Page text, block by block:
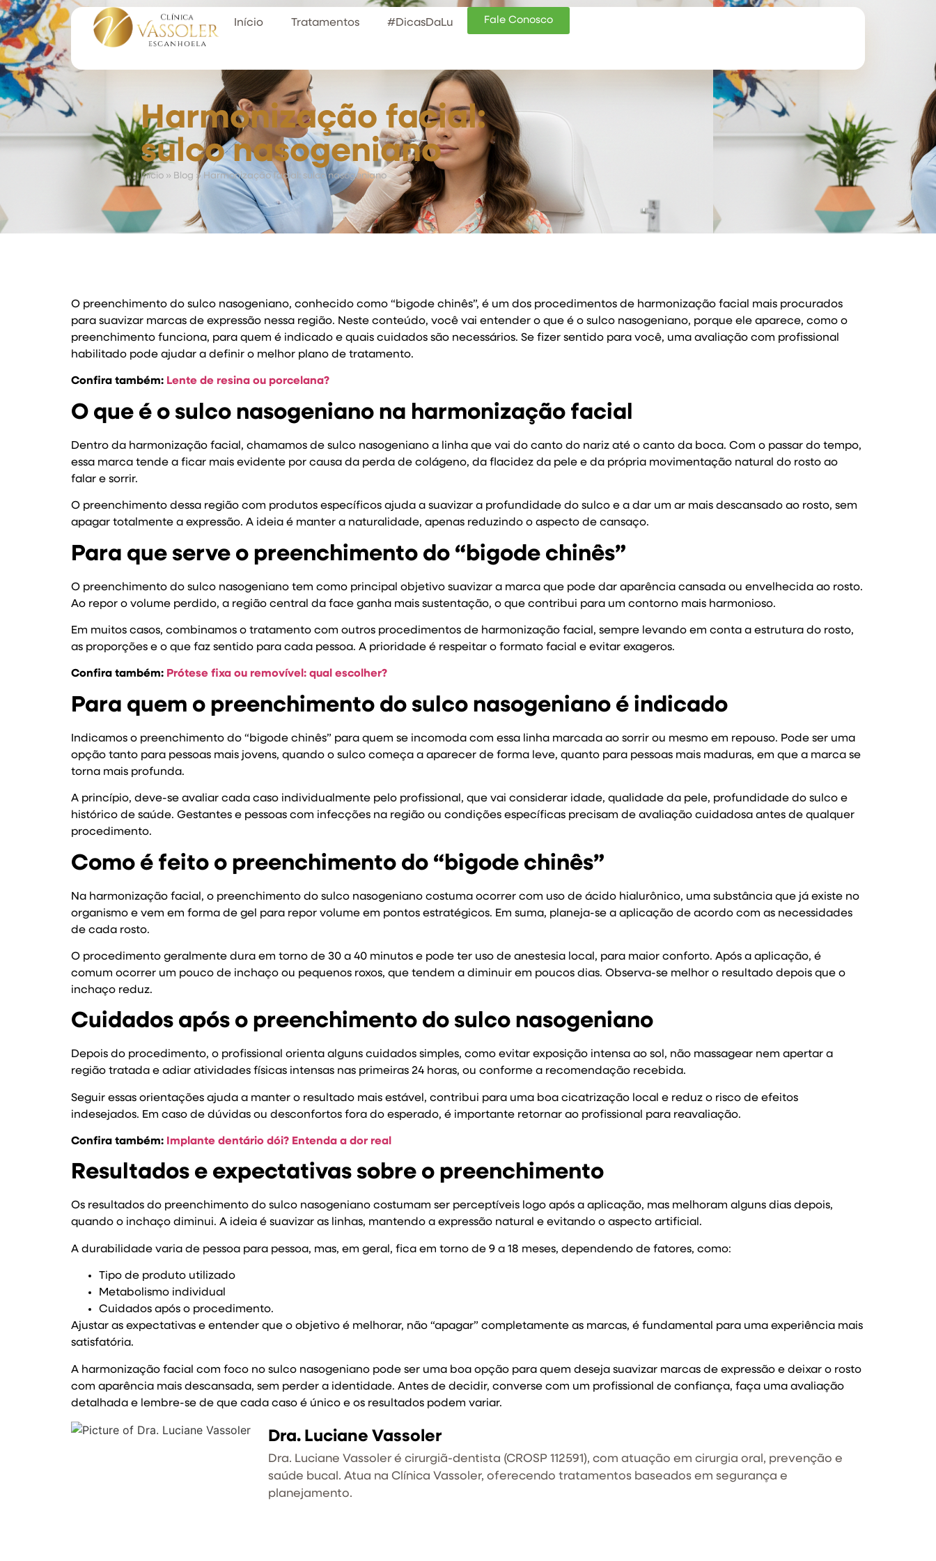
Início Tratamentos #DicasDaLu Fale Conosco
Harmonização facial:
sulco nasogeniano
Início » Blog » Harmonização facial: sulco nasogeniano
O preenchimento do sulco nasogeniano, conhecido como “bigode chinês”, é um dos procedimentos de harmonização facial mais procurados
para suavizar marcas de expressão nessa região. Neste conteúdo, você vai entender o que é o sulco nasogeniano, porque ele aparece, como o
preenchimento funciona, para quem é indicado e quais cuidados são necessários. Se fizer sentido para você, uma avaliação com profissional
habilitado pode ajudar a definir o melhor plano de tratamento.
Confira também: Lente de resina ou porcelana?
O que é o sulco nasogeniano na harmonização facial
Dentro da harmonização facial, chamamos de sulco nasogeniano a linha que vai do canto do nariz até o canto da boca. Com o passar do tempo,
essa marca tende a ficar mais evidente por causa da perda de colágeno, da flacidez da pele e da própria movimentação natural do rosto ao
falar e sorrir.
O preenchimento dessa região com produtos específicos ajuda a suavizar a profundidade do sulco e a dar um ar mais descansado ao rosto, sem
apagar totalmente a expressão. A ideia é manter a naturalidade, apenas reduzindo o aspecto de cansaço.
Para que serve o preenchimento do “bigode chinês”
O preenchimento do sulco nasogeniano tem como principal objetivo suavizar a marca que pode dar aparência cansada ou envelhecida ao rosto.
Ao repor o volume perdido, a região central da face ganha mais sustentação, o que contribui para um contorno mais harmonioso.
Em muitos casos, combinamos o tratamento com outros procedimentos de harmonização facial, sempre levando em conta a estrutura do rosto,
as proporções e o que faz sentido para cada pessoa. A prioridade é respeitar o formato facial e evitar exageros.
Confira também: Prótese fixa ou removível: qual escolher?
Para quem o preenchimento do sulco nasogeniano é indicado
Indicamos o preenchimento do “bigode chinês” para quem se incomoda com essa linha marcada ao sorrir ou mesmo em repouso. Pode ser uma
opção tanto para pessoas mais jovens, quando o sulco começa a aparecer de forma leve, quanto para pessoas mais maduras, em que a marca se
torna mais profunda.
A princípio, deve-se avaliar cada caso individualmente pelo profissional, que vai considerar idade, qualidade da pele, profundidade do sulco e
histórico de saúde. Gestantes e pessoas com infecções na região ou condições específicas precisam de avaliação cuidadosa antes de qualquer
procedimento.
Como é feito o preenchimento do “bigode chinês”
Na harmonização facial, o preenchimento do sulco nasogeniano costuma ocorrer com uso de ácido hialurônico, uma substância que já existe no
organismo e vem em forma de gel para repor volume em pontos estratégicos. Em suma, planeja-se a aplicação de acordo com as necessidades
de cada rosto.
O procedimento geralmente dura em torno de 30 a 40 minutos e pode ter uso de anestesia local, para maior conforto. Após a aplicação, é
comum ocorrer um pouco de inchaço ou pequenos roxos, que tendem a diminuir em poucos dias. Observa-se melhor o resultado depois que o
inchaço reduz.
Cuidados após o preenchimento do sulco nasogeniano
Depois do procedimento, o profissional orienta alguns cuidados simples, como evitar exposição intensa ao sol, não massagear nem apertar a
região tratada e adiar atividades físicas intensas nas primeiras 24 horas, ou conforme a recomendação recebida.
Seguir essas orientações ajuda a manter o resultado mais estável, contribui para uma boa cicatrização local e reduz o risco de efeitos
indesejados. Em caso de dúvidas ou desconfortos fora do esperado, é importante retornar ao profissional para reavaliação.
Confira também: Implante dentário dói? Entenda a dor real
Resultados e expectativas sobre o preenchimento
Os resultados do preenchimento do sulco nasogeniano costumam ser perceptíveis logo após a aplicação, mas melhoram alguns dias depois,
quando o inchaço diminui. A ideia é suavizar as linhas, mantendo a expressão natural e evitando o aspecto artificial.
A durabilidade varia de pessoa para pessoa, mas, em geral, fica em torno de 9 a 18 meses, dependendo de fatores, como:
Tipo de produto utilizado
Metabolismo individual
Cuidados após o procedimento.
Ajustar as expectativas e entender que o objetivo é melhorar, não “apagar” completamente as marcas, é fundamental para uma experiência mais
satisfatória.
A harmonização facial com foco no sulco nasogeniano pode ser uma boa opção para quem deseja suavizar marcas de expressão e deixar o rosto
com aparência mais descansada, sem perder a identidade. Antes de decidir, converse com um profissional de confiança, faça uma avaliação
detalhada e lembre-se de que cada caso é único e os resultados podem variar.
Dra. Luciane Vassoler
Dra. Luciane Vassoler é cirurgiã-dentista (CROSP 112591), com atuação em cirurgia oral, prevenção e
saúde bucal. Atua na Clínica Vassoler, oferecendo tratamentos baseados em segurança e
planejamento.